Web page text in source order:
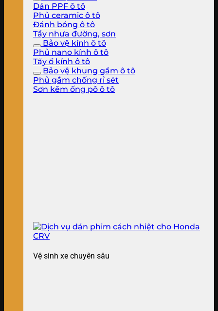
Dán PPF ô tô
Phủ ceramic ô tô
Đánh bóng ô tô
Tẩy nhựa đường, sơn
Bảo vệ kính ô tô
Phủ nano kính ô tô
Tẩy ố kính ô tô
Bảo vệ khung gầm ô tô
Phủ gầm chống rỉ sét
Sơn kẽm ống pô ô tô
Vệ sinh xe chuyên sâu